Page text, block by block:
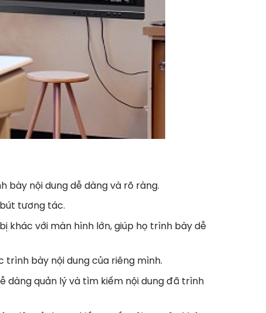
bày nội dung dễ dàng và rõ ràng.
tương tác.
khác với màn hình lớn, giúp họ trình bày dễ
trình bày nội dung của riêng mình.
dàng quản lý và tìm kiếm nội dung đã trình